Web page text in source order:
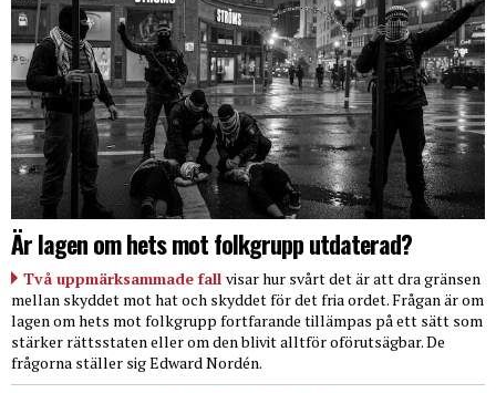
Är lagen om hets mot folkgrupp utdaterad?
Två uppmärksammade fall visar hur svårt det är att dra gränsen
mellan skyddet mot hat och skyddet för det fria ordet. Frågan är om
lagen om hets mot folkgrupp fortfarande tillämpas på ett sätt som
stärker rättsstaten eller om den blivit alltför oförutsägbar. De
frågorna ställer sig Edward Nordén.